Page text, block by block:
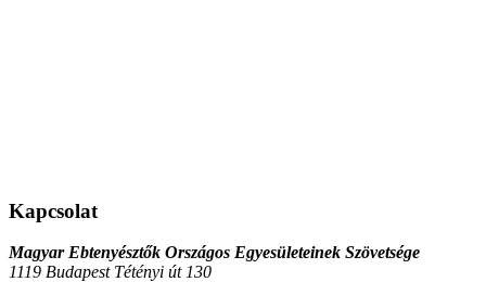
Kapcsolat
Magyar Ebtenyésztők Országos Egyesületeinek Szövetsége
1119 Budapest Tétényi út 130